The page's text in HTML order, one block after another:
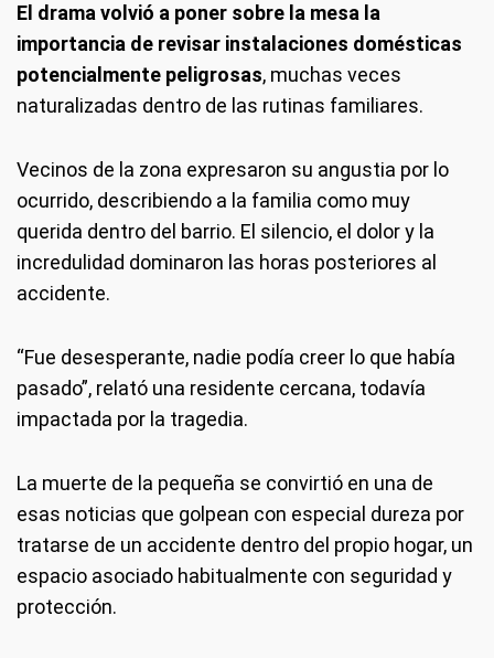
El drama volvió a poner sobre la mesa la
importancia de revisar instalaciones domésticas
potencialmente peligrosas, muchas veces
naturalizadas dentro de las rutinas familiares.
Vecinos de la zona expresaron su angustia por lo
ocurrido, describiendo a la familia como muy
querida dentro del barrio. El silencio, el dolor y la
incredulidad dominaron las horas posteriores al
accidente.
“Fue desesperante, nadie podía creer lo que había
pasado”, relató una residente cercana, todavía
impactada por la tragedia.
La muerte de la pequeña se convirtió en una de
esas noticias que golpean con especial dureza por
tratarse de un accidente dentro del propio hogar, un
espacio asociado habitualmente con seguridad y
protección.